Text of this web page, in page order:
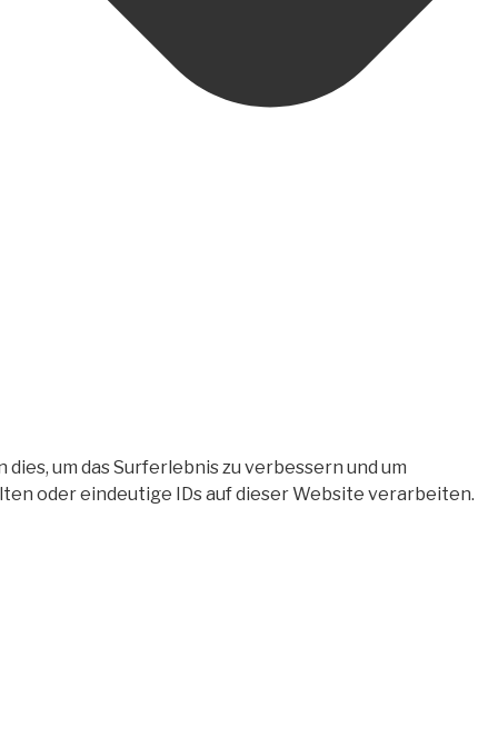
um das Surferlebnis zu verbessern und um
oder eindeutige IDs auf dieser Website verarbeiten.